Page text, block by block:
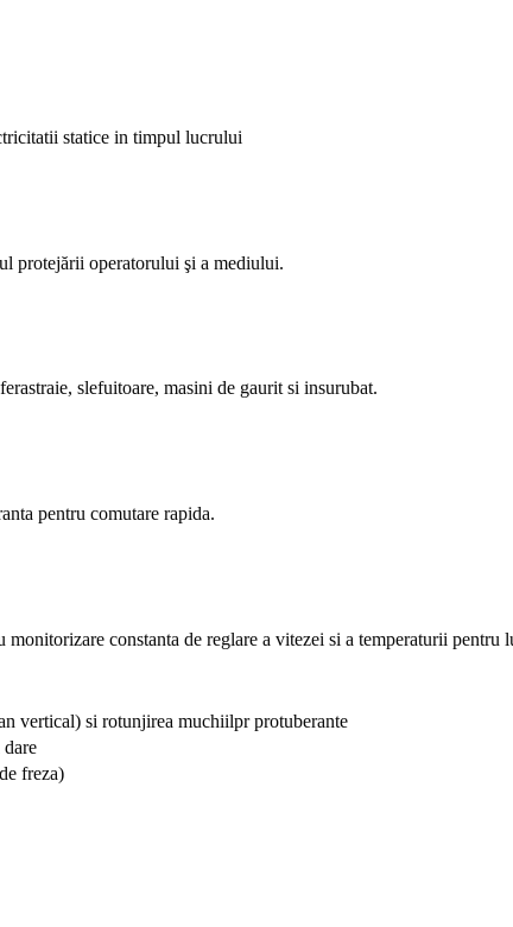
statice in timpul lucrului
protejării operatorului şi a mediului.
slefuitoare, masini de gaurit si insurubat.
pentru comutare rapida.
constanta de reglare a vitezei si a temperaturii pentru
vertical) si rotunjirea muchiilpr protuberante
dare
freza)